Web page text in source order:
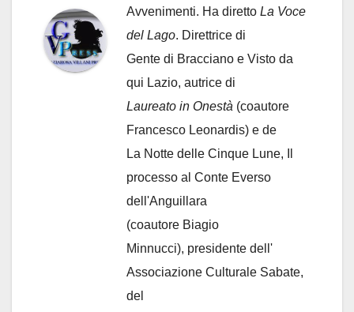
Avvenimenti. Ha diretto La Voce
del Lago. Direttrice di
Gente di Bracciano e Visto da
qui Lazio, autrice di
Laureato in Onestà (coautore
Francesco Leonardis) e de
La Notte delle Cinque Lune, Il
processo al Conte Everso
dell'Anguillara
(coautore Biagio
Minnucci), presidente dell'
Associazione Culturale Sabate,
del